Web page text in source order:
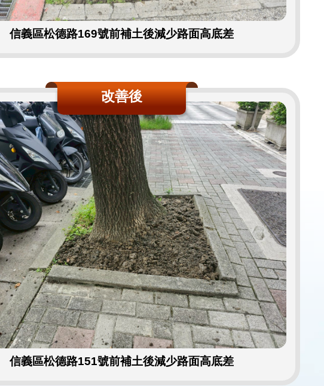
信義區松德路169號前補土後減少路面高底差
改善後
信義區松德路151號前補土後減少路面高底差